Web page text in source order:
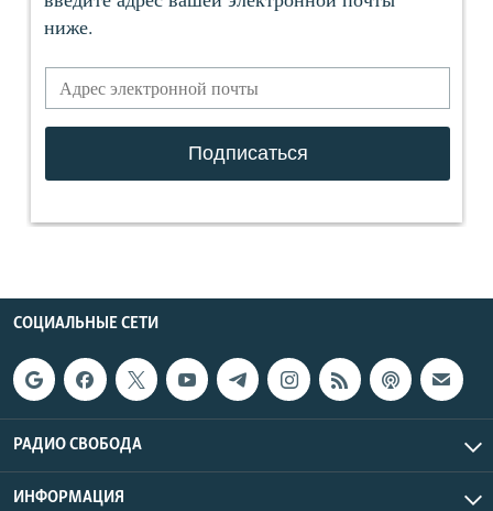
СОЦИАЛЬНЫЕ СЕТИ
РАДИО СВОБОДА
ИНФОРМАЦИЯ